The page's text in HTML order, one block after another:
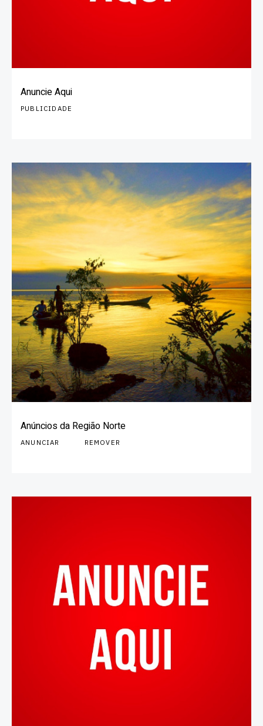
Anuncie Aqui
PUBLICIDADE
Anúncios da Região Norte
ANUNCIAR REMOVER